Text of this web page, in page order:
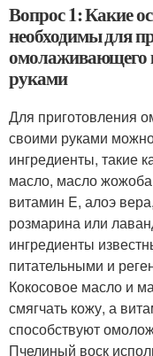
Вопрос 1: Какие
необходимы для
омолаживающего
руками
Для приготовления
своими руками
ингредиенты, такие
масло, масло
витамин E, алоэ
розмарина или
ингредиенты
питательными и
Кокосовое масло и
смягчать кожу, а
способствуют
Пчелиный воск